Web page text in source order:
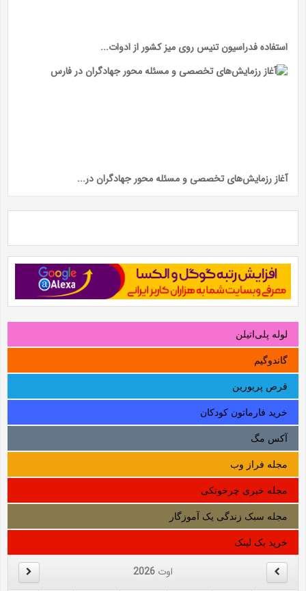
استفاده فدراسیون تنیس روی میز کشور از ادوات...
آغاز رزمایش‌های تخصصی و مسئله محور جهادگران در...
لوله‌ پلی‌اتیلن
گاندوگیم
قرص پریورین
خرید فارماتون کودکان
آکس مگ
مجله فراز وب
مجله خبری چرخونکی
مجله سبک زندگی یک آموزگار
خرید بک لینک
اوت 2026